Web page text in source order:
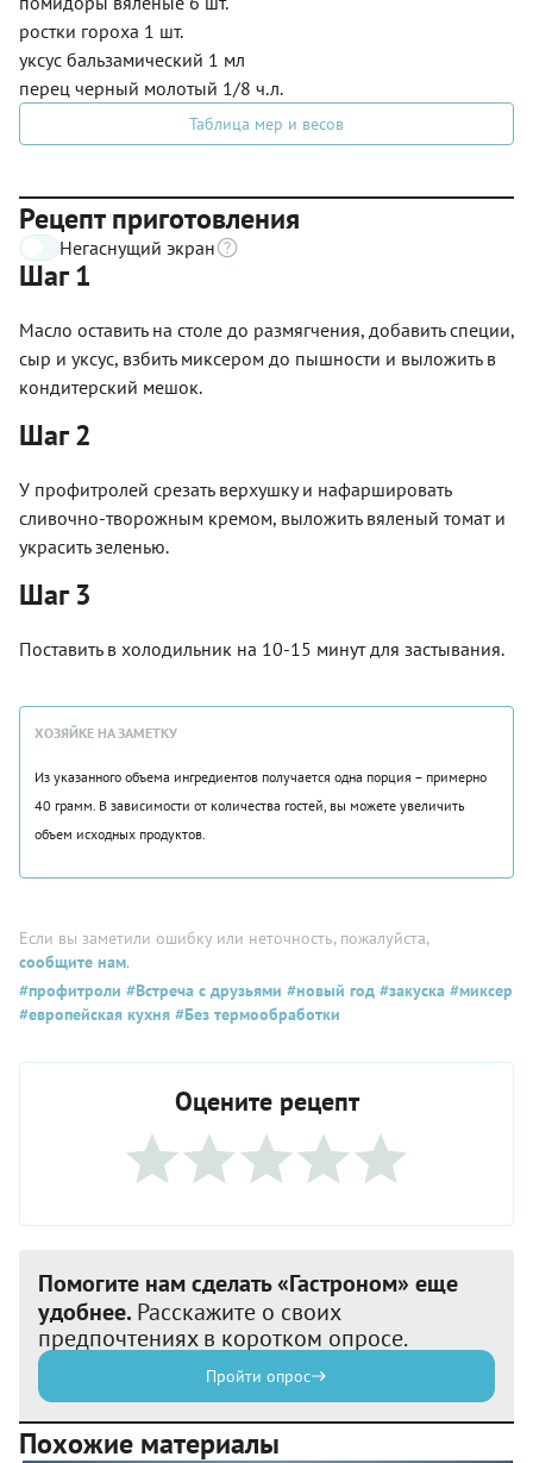
ростки гороха 1 шт.
уксус бальзамический 1 мл
перец черный молотый 1/8 ч.л.
Таблица мер и весов
Рецепт приготовления
Негаснущий экран
Шаг 1
Масло оставить на столе до размягчения, добавить специи,
сыр и уксус, взбить миксером до пышности и выложить в
кондитерский мешок.
Шаг 2
У профитролей срезать верхушку и нафаршировать
сливочно-творожным кремом, выложить вяленый томат и
украсить зеленью.
Шаг 3
Поставить в холодильник на 10-15 минут для застывания.
ХОЗЯЙКЕ НА ЗАМЕТКУ
Из указанного объема ингредиентов получается одна порция – примерно
40 грамм. В зависимости от количества гостей, вы можете увеличить
объем исходных продуктов.
Если вы заметили ошибку или неточность, пожалуйста,
сообщите нам.
#профитроли #Встреча с друзьями #новый год #закуска #миксер
#европейская кухня #Без термообработки
Оцените рецепт
Помогите нам сделать «Гастроном» еще
удобнее. Расскажите о своих
предпочтениях в коротком опросе.
Пройти опрос
Похожие материалы